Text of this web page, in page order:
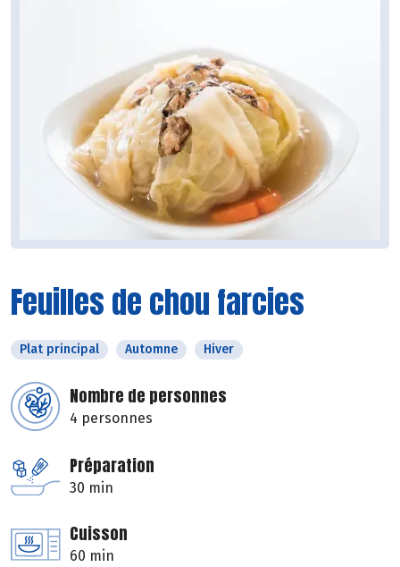
Feuilles de chou farcies
Plat principal Automne Hiver
Nombre de personnes
4 personnes
Préparation
30 min
Cuisson
60 min